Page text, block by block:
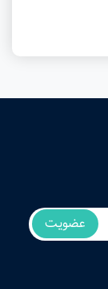
عضویت